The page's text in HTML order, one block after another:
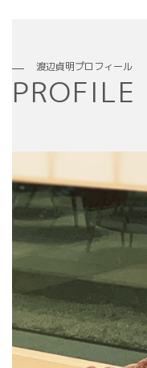
渡辺貞明プロフィール
PROFILE